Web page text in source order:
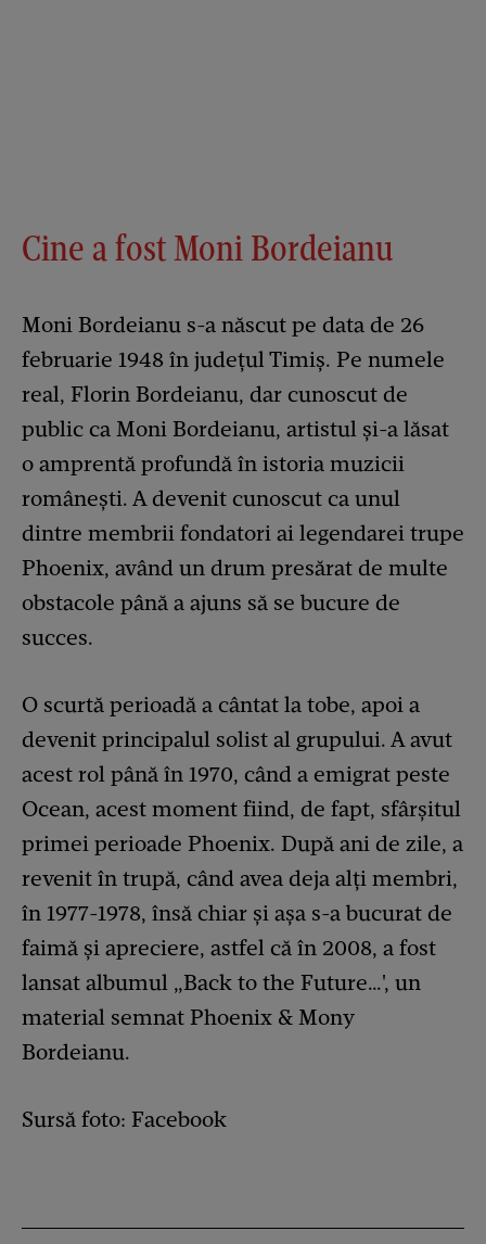
Cine a fost Moni Bordeianu
Moni Bordeianu s-a născut pe data de 26
februarie 1948 în județul Timiș. Pe numele
real, Florin Bordeianu, dar cunoscut de
public ca Moni Bordeianu, artistul și-a lăsat
o amprentă profundă în istoria muzicii
românești. A devenit cunoscut ca unul
dintre membrii fondatori ai legendarei trupe
Phoenix, având un drum presărat de multe
obstacole până a ajuns să se bucure de
succes.
O scurtă perioadă a cântat la tobe, apoi a
devenit principalul solist al grupului. A avut
acest rol până în 1970, când a emigrat peste
Ocean, acest moment fiind, de fapt, sfârșitul
primei perioade Phoenix. După ani de zile, a
revenit în trupă, când avea deja alți membri,
în 1977-1978, însă chiar și așa s-a bucurat de
faimă și apreciere, astfel că în 2008, a fost
lansat albumul „Back to the Future…', un
material semnat Phoenix & Mony
Bordeianu.
Sursă foto: Facebook